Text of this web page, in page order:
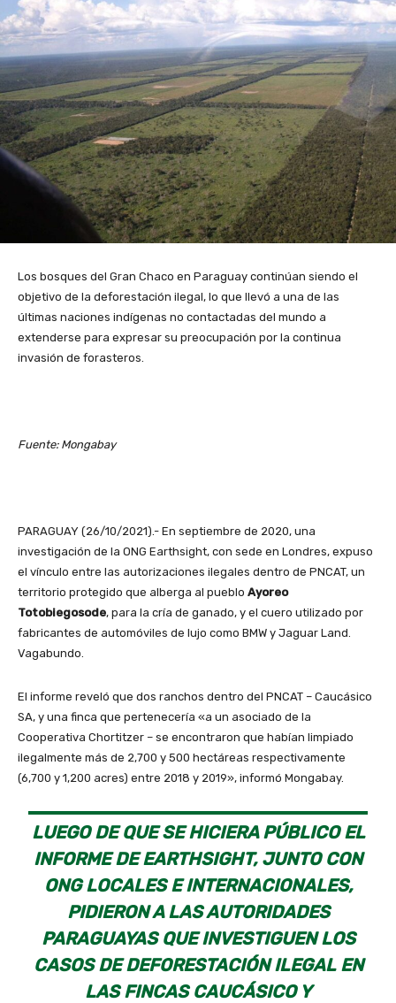
Los bosques del Gran Chaco en Paraguay continúan siendo el
objetivo de la deforestación ilegal, lo que llevó a una de las
últimas naciones indígenas no contactadas del mundo a
extenderse para expresar su preocupación por la continua
invasión de forasteros.
Fuente: Mongabay
PARAGUAY (26/10/2021).- En septiembre de 2020, una
investigación de la ONG Earthsight, con sede en Londres, expuso
el vínculo entre las autorizaciones ilegales dentro de PNCAT, un
territorio protegido que alberga al pueblo Ayoreo
Totobiegosode, para la cría de ganado, y el cuero utilizado por
fabricantes de automóviles de lujo como BMW y Jaguar Land.
Vagabundo.
El informe reveló que dos ranchos dentro del PNCAT – Caucásico
SA, y una finca que pertenecería «a un asociado de la
Cooperativa Chortitzer – se encontraron que habían limpiado
ilegalmente más de 2,700 y 500 hectáreas respectivamente
(6,700 y 1,200 acres) entre 2018 y 2019», informó Mongabay.
LUEGO DE QUE SE HICIERA PÚBLICO EL
INFORME DE EARTHSIGHT, JUNTO CON
ONG LOCALES E INTERNACIONALES,
PIDIERON A LAS AUTORIDADES
PARAGUAYAS QUE INVESTIGUEN LOS
CASOS DE DEFORESTACIÓN ILEGAL EN
LAS FINCAS CAUCÁSICO Y